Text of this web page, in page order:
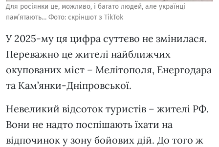
Для росіянки це, можливо, і багато людей, але українці
пам’ятають… Фото: скріншот з TikTok
У 2025-му ця цифра суттєво не змінилася.
Переважно це жителі найближчих
окупованих міст – Мелітополя, Енергодара
та Кам’янки-Дніпровської.
Невеликий відсоток туристів – жителі РФ.
Вони не надто поспішають їхати на
відпочинок у зону бойових дій. До того ж